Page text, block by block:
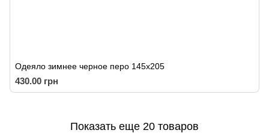
Одеяло зимнее черное перо 145х205
430.00 грн
Показать еще 20 товаров